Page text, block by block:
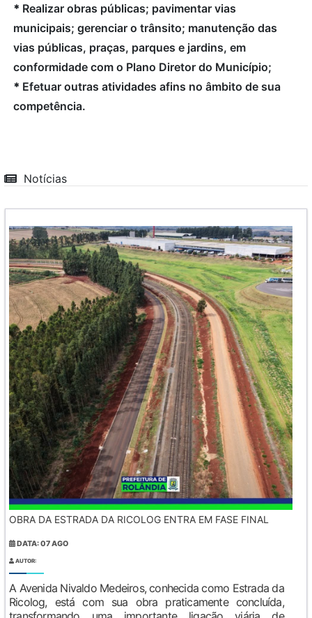
* Realizar obras públicas; pavimentar vias
municipais; gerenciar o trânsito; manutenção das
vias públicas, praças, parques e jardins, em
conformidade com o Plano Diretor do Município;
* Efetuar outras atividades afins no âmbito de sua
competência.
Notícias
OBRA DA ESTRADA DA RICOLOG ENTRA EM FASE FINAL
DATA: 07 AGO
AUTOR:
A Avenida Nivaldo Medeiros, conhecida como Estrada da
Ricolog, está com sua obra praticamente concluída,